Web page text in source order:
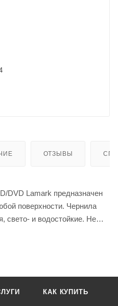
ОТЗЫВЫ
DVD Lamark предназначен
поверхности. Чернила
свето- и водостойкие. Не
КАК КУПИТЬ